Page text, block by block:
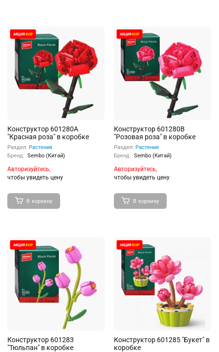
Конструктор 601280A
"Красная роза" в коробке
Раздел: Растения
Бренд: Sembo (Китай)
Авторизуйтесь,
чтобы увидеть цену
В корзину
Конструктор 601280B
"Розовая роза" в коробке
Раздел: Растения
Бренд: Sembo (Китай)
Авторизуйтесь,
чтобы увидеть цену
В корзину
Конструктор 601283
"Тюльпан" в коробке
Конструктор 601285 "Букет" в
коробке